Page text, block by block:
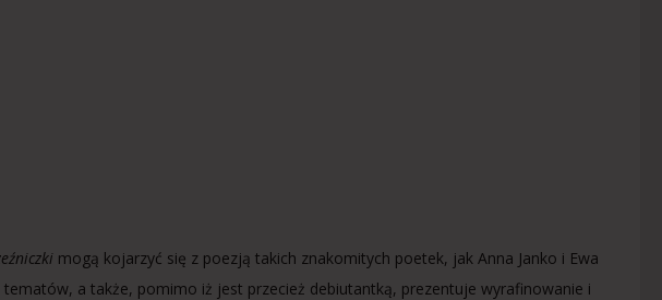
mogą kojarzyć się z poezją takich znakomitych poetek, jak Anna Janko i Ewa
a także, pomimo iż jest przecież debiutantką, prezentuje wyrafinowanie i